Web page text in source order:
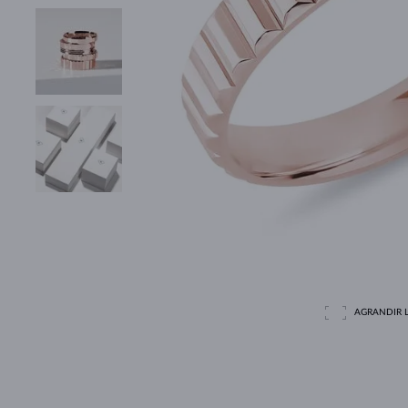
AGRANDIR